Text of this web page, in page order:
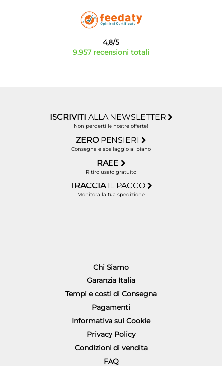
4,8/5
9.957 recensioni totali
ISCRIVITI ALLA NEWSLETTER
Non perderti le nostre offerte!
ZERO PENSIERI
Consegna e sballaggio al piano
RAEE
Ritiro usato gratuito
TRACCIA IL PACCO
Monitora la tua spedizione
Chi Siamo
Garanzia Italia
Tempi e costi di Consegna
Pagamenti
Informativa sui Cookie
Privacy Policy
Condizioni di vendita
FAQ